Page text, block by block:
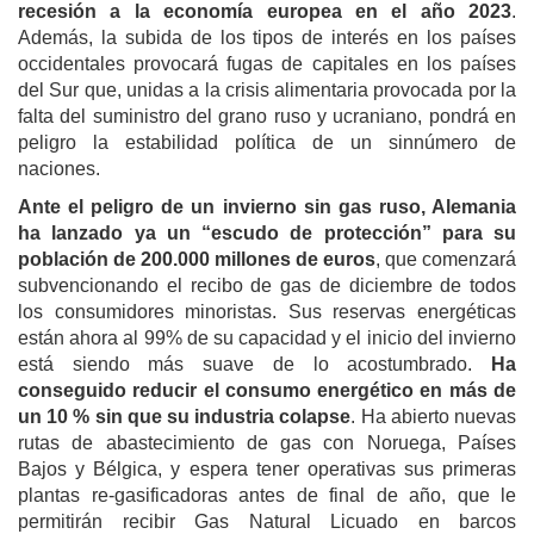
recesión a la economía europea en el año 2023.
Además, la subida de los tipos de interés en los países
occidentales provocará fugas de capitales en los países
del Sur que, unidas a la crisis alimentaria provocada por la
falta del suministro del grano ruso y ucraniano, pondrá en
peligro la estabilidad política de un sinnúmero de
naciones.
Ante el peligro de un invierno sin gas ruso, Alemania
ha lanzado ya un “escudo de protección” para su
población de 200.000 millones de euros, que comenzará
subvencionando el recibo de gas de diciembre de todos
los consumidores minoristas. Sus reservas energéticas
están ahora al 99% de su capacidad y el inicio del invierno
está siendo más suave de lo acostumbrado.
Ha
conseguido reducir el consumo energético en más de
un 10 % sin que su industria colapse. Ha abierto nuevas
rutas de abastecimiento de gas con Noruega, Países
Bajos y Bélgica, y espera tener operativas sus primeras
plantas re-gasificadoras antes de final de año, que le
permitirán recibir Gas Natural Licuado en barcos